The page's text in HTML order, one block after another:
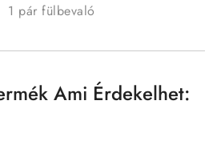
1 pár fülbevaló
Ami Érdekelhet: